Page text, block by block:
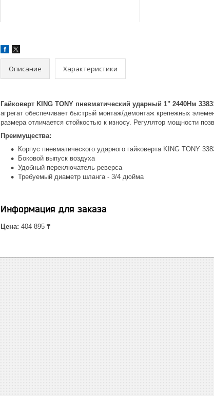
Описание Характеристики
Гайковерт KING TONY пневматический ударный 1" 2440Нм
агрегат обеспечивает быстрый монтаж/демонтаж крепежных
размера отличается стойкостью к износу. Регулятор мощности
Преимущества:
Корпус пневматического ударного гайковерта KING TONY
Боковой выпуск воздуха
Удобный переключатель реверса
Требуемый диаметр шланга - 3/4 дюйма
Информация для заказа
Цена: 404 895 ₸